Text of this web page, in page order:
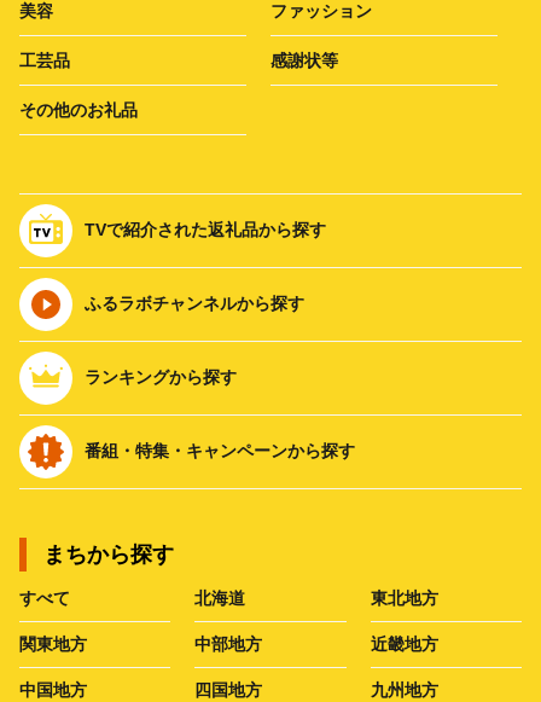
美容 ファッション
工芸品 感謝状等
その他のお礼品
TVで紹介された返礼品から探す
ふるラボチャンネルから探す
ランキングから探す
番組・特集・キャンペーンから探す
まちから探す
すべて 北海道 東北地方
関東地方 中部地方 近畿地方
中国地方 四国地方 九州地方